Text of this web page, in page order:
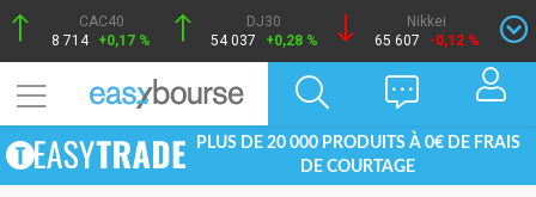
CAC40
8 714 +0,17 %
DJ30
54 037
+0,28 %
Nikkei
65 607
-0,12 %
PLUS DE 20 000 PRODUITS À 0€ DE FRAIS
DE COURTAGE